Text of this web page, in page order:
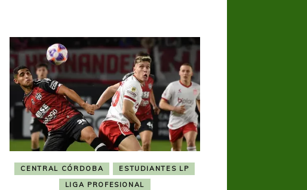
impuso
Estudiantes
CENTRAL CÓRDOBA
ESTUDIANTES LP
LIGA PROFESIONAL